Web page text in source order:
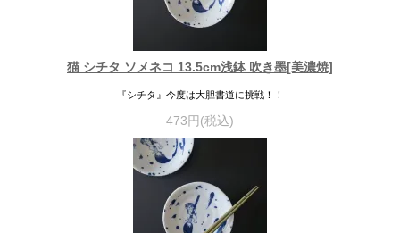
猫 シチタ ソメネコ 13.5cm浅鉢 吹き墨[美濃焼]
『シチタ』今度は大胆書道に挑戦！！
473円(税込)